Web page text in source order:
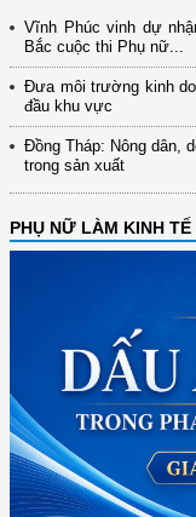
Vĩnh Phúc vinh dự
Bắc cuộc thi Phụ nữ...
Đưa môi trường kinh
đầu khu vực
Đồng Tháp: Nông dân,
trong sản xuất
PHỤ NỮ LÀM KINH TẾ